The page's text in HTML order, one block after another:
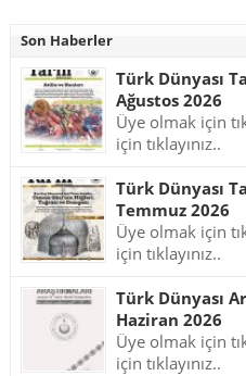
Son Haberler
Türk Dünyası
Ağustos 2026
Üye olmak için
için tıklayınız..
Türk Dünyası
Temmuz 2026
Üye olmak için
için tıklayınız..
Türk Dünyası
Haziran 2026
Üye olmak için
için tıklayınız..